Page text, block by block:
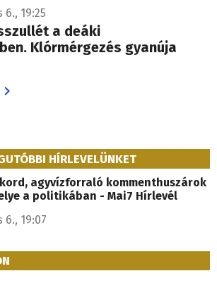
19:25
a deáki
Klórmérgezés gyanúja
HÍRLEVELÜNKET
agyvízforraló kommenthuszárok
a politikában - Mai7 Hírlevél
6., 19:07